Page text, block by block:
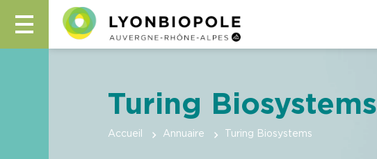
Turing Biosystems
Accueil Annuaire Turing Biosystems